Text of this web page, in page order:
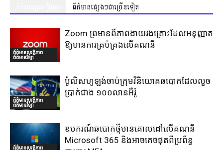
ព័ត៌មានផ្សេងៗជាច្រើនទៀត
ព័ត៌មានសុវត្ថិភាព
ព័ត៌មានវិទ្យា
Zoom ព្រមានពីភាពងាយរងគ្រោះដែលអនុញ្ញាត
ឱ្យមានការគ្រប់គ្រងលើគណនី
ព័ត៌មានសុវត្ថិភាព
ព័ត៌មានវិទ្យា
ប៉ូលិសហូឡង់ចាប់ក្រុមវិនិយោគឆបោកដែលលួច
ប្រាក់ជាង ១០០លានអឺរ៉ូ
ព័ត៌មានសុវត្ថិភាព
ឧបករណ៍ឆបោកថ្មីមានគោលដៅលើគណនី
Microsoft 365 និងអាចគេចផុតពីប្រព័ន្ធ